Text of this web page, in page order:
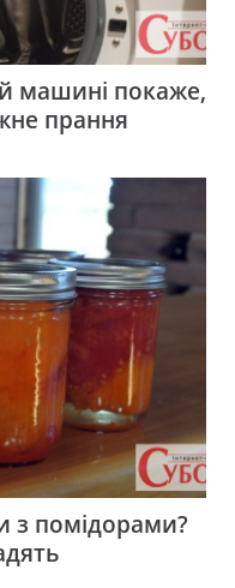
машині покаже,
прання
з помідорами?